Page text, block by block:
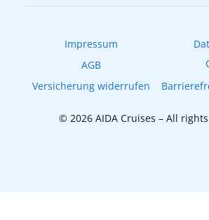
Impressum
AGB
Versicherung widerrufen
© 2026 AIDA Cruises – All